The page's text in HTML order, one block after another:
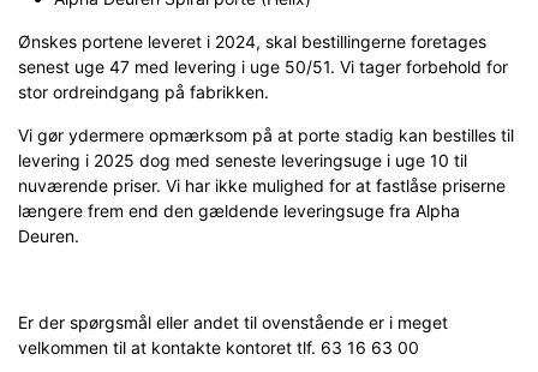
Ønskes portene leveret i 2024, skal bestillingerne foretages
senest uge 47 med levering i uge 50/51. Vi tager forbehold for
stor ordreindgang på fabrikken.
Vi gør ydermere opmærksom på at porte stadig kan bestilles til
levering i 2025 dog med seneste leveringsuge i uge 10 til
nuværende priser. Vi har ikke mulighed for at fastlåse priserne
længere frem end den gældende leveringsuge fra Alpha
Deuren.
Er der spørgsmål eller andet til ovenstående er i meget
velkommen til at kontakte kontoret tlf. 63 16 63 00